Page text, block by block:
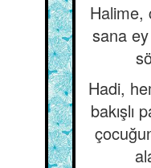
Halime,
sana
Hadi,
bakışlı